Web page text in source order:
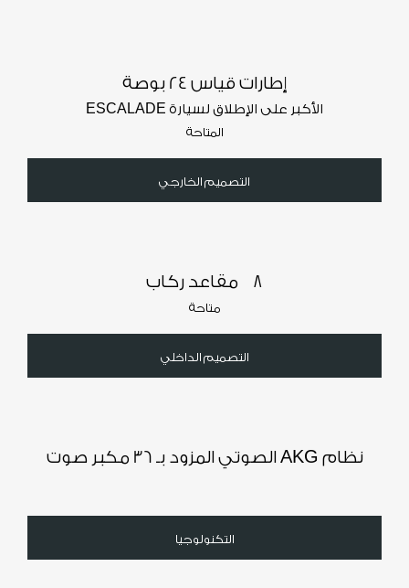
إطارات قياس 24 بوصة
الأكبر على الإطلاق لسيارة ESCALADE
المتاحة
التصميم الخارجي
متاحة
التصميم الداخلي
نظام AKG الصوتي المزود بـ 36 مكبر صوت
التكنولوجيا